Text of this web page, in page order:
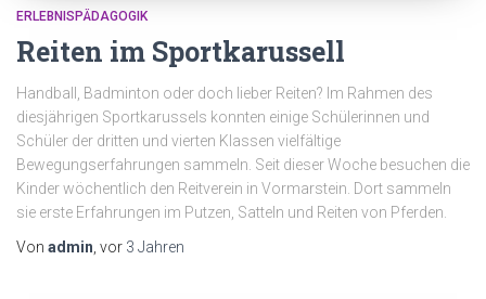
ERLEBNISPÄDAGOGIK
Reiten im Sportkarussell
Handball, Badminton oder doch lieber Reiten? Im Rahmen des
diesjährigen Sportkarussels konnten einige Schülerinnen und
Schüler der dritten und vierten Klassen vielfältige
Bewegungserfahrungen sammeln. Seit dieser Woche besuchen die
Kinder wöchentlich den Reitverein in Vormarstein. Dort sammeln
sie erste Erfahrungen im Putzen, Satteln und Reiten von Pferden.
Von admin, vor 3 Jahren